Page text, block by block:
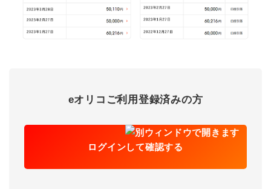
eオリコご利用登録済みの方
ログインして確認する